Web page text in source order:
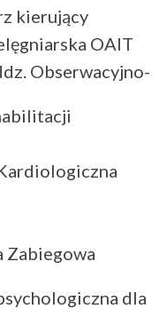
kierujący
OAIT
Obserwacyjno-
Zabiegowa
dla